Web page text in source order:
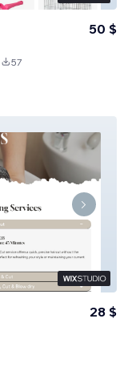
50 $
57
28 $